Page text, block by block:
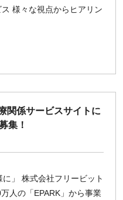
様々な視点からヒアリン
関係サービスサイトに
集！
に」 株式会社フリービット
人の「EPARK」から事業